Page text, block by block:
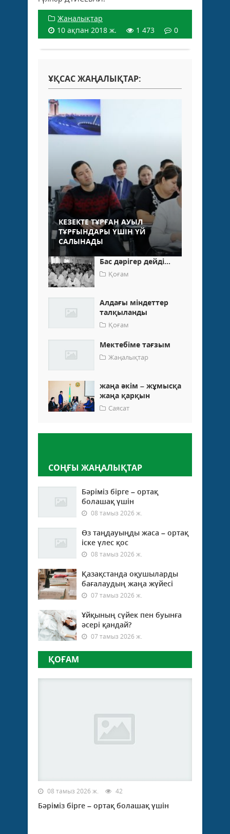
Жаңалықтар
10 ақпан 2018 ж.
1 473 0
ҰҚСАС ЖАҢАЛЫҚТАР:
КЕЗЕКТЕ ТҰРҒАН АУЫЛ
ТҰРҒЫНДАРЫ ҮШІН ҮЙ
САЛЫНАДЫ
Бас дәрігер дейді...
Қоғам
Алдағы міндеттер
талқыланды
Қоғам
Мектебіме тағзым
Жаңалықтар
жаңа әкім – жұмысқа
жаңа қарқын
Саясат
СОҢҒЫ ЖАҢАЛЫҚТАР
Бәріміз бірге – ортақ
болашақ үшін
08 тамыз 2026 ж.
Өз таңдауыңды жаса – ортақ
іске үлес қос
08 тамыз 2026 ж.
Қазақстанда оқушыларды
бағалаудың жаңа жүйесі
07 тамыз 2026 ж.
Ұйқының сүйек пен буынға
әсері қандай?
07 тамыз 2026 ж.
ҚОҒАМ
08 тамыз 2026 ж. 42
Бәріміз бірге – ортақ болашақ үшін